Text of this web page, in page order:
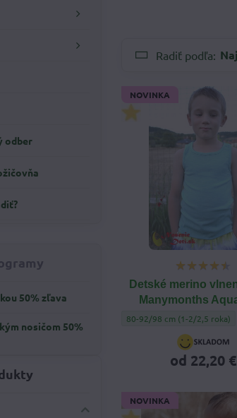
Radiť podľa:
NOVINKA
Detské merino
Manymonths
Detské merino vlnené tielko
80-92/98 cm (1-2/2,5 roka)
od 22,20 €
NOVINKA
odber
50% zľava
nosičom 50%